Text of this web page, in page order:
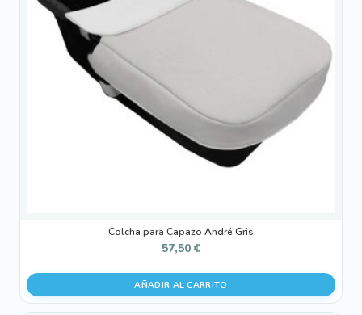
Colcha para Capazo André Gris
57,50 €
AÑADIR AL CARRITO